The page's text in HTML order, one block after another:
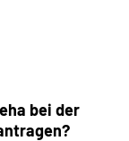
bei der